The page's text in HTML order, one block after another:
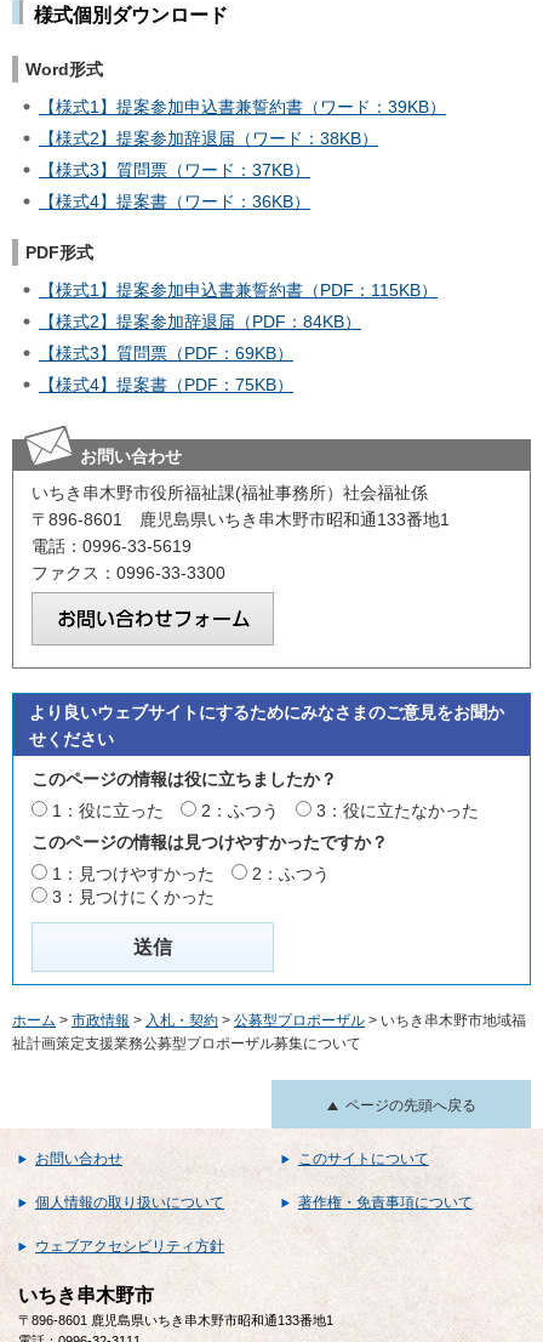
様式個別ダウンロード
Word形式
【様式1】提案参加申込書兼誓約書（ワード：39KB）
【様式2】提案参加辞退届（ワード：38KB）
【様式3】質問票（ワード：37KB）
【様式4】提案書（ワード：36KB）
PDF形式
【様式1】提案参加申込書兼誓約書（PDF：115KB）
【様式2】提案参加辞退届（PDF：84KB）
【様式3】質問票（PDF：69KB）
【様式4】提案書（PDF：75KB）
お問い合わせ
いちき串木野市役所福祉課(福祉事務所）社会福祉係
〒896-8601 鹿児島県いちき串木野市昭和通133番地1
電話：0996-33-5619
ファクス：0996-33-3300
より良いウェブサイトにするためにみなさまのご意見をお聞か
せください
このページの情報は役に立ちましたか？
1：役に立った
2：ふつう
3：役に立たなかった
このページの情報は見つけやすかったですか？
1：見つけやすかった
2：ふつう
3：見つけにくかった
ホーム > 市政情報 > 入札・契約 > 公募型プロポーザル > いちき串木野市地域福
祉計画策定支援業務公募型プロポーザル募集について
ページの先頭へ戻る
お問い合わせ このサイトについて
個人情報の取り扱いについて 著作権・免責事項について
ウェブアクセシビリティ方針
いちき串木野市
〒896-8601 鹿児島県いちき串木野市昭和通133番地1